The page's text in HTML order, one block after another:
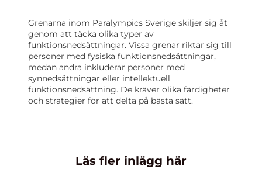
Grenarna inom Paralympics Sverige skiljer sig åt
genom att täcka olika typer av
funktionsnedsättningar. Vissa grenar riktar sig till
personer med fysiska funktionsnedsättningar,
medan andra inkluderar personer med
synnedsättningar eller intellektuell
funktionsnedsättning. De kräver olika färdigheter
och strategier för att delta på bästa sätt.
Läs fler inlägg här